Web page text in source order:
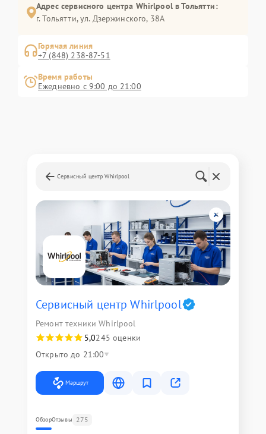
Адрес сервисного центра Whirlpool в Тольятти:
г. Тольятти, ул. Дзержинского, 38А
Горячая линия
+7 (848) 238-87-51
Время работы
Ежедневно с 9:00 до 21:00
Сервисный центр Whirlpool
Сервисный центр Whirlpool
Ремонт техники Whirlpool
5,0245 оценки
Открыто до 21:00
Маршрут
ОбзорОтзывы 275